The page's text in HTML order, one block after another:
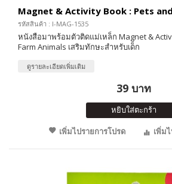
Magnet & Activity Book : Pets
รหัสสินค้า : I-MAG-1535
หนังสือมาพร้อมตัวติดแม่เหล็ก Magnet &
Farm Animals เสริมทักษะสำหรับเด็ก
ดูรายละเอียดเพิ่มเติม
39 บาท
หยิบใส่ตะกร้า
เพิ่มไปรายการโปรด
เพิ่ม